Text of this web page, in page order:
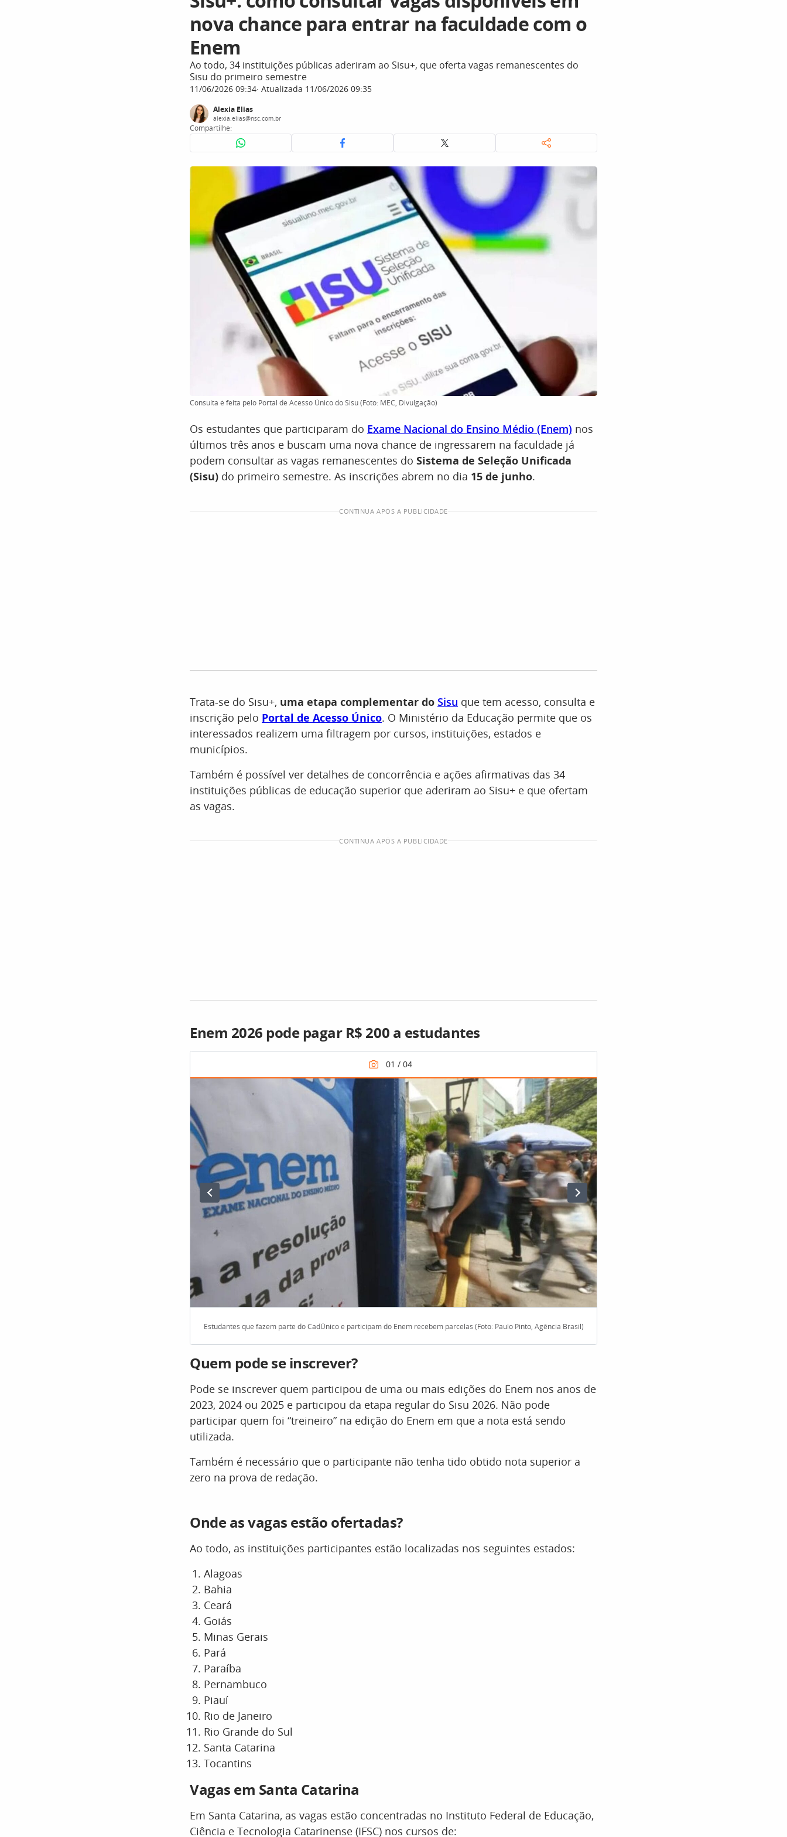
nova chance para entrar na faculdade com o
Enem
Ao todo, 34 instituições públicas aderiram ao Sisu+, que oferta vagas remanescentes do
Sisu do primeiro semestre
11/06/2026 09:34 Atualizada 11/06/2026 09:35
Alexia Elias
alexia.elias@nsc.com.br
Compartilhe:
Consulta é feita pelo Portal de Acesso Único do Sisu (Foto: MEC, Divulgação)
Os estudantes que participaram do Exame Nacional do Ensino Médio (Enem) nos
últimos três anos e buscam uma nova chance de ingressarem na faculdade já
podem consultar as vagas remanescentes do Sistema de Seleção Unificada
(Sisu) do primeiro semestre. As inscrições abrem no dia 15 de junho.
CONTINUA APÓS A PUBLICIDADE
Trata-se do Sisu+, uma etapa complementar do Sisu que tem acesso, consulta e
inscrição pelo Portal de Acesso Único. O Ministério da Educação permite que os
interessados realizem uma filtragem por cursos, instituições, estados e
municípios.
Também é possível ver detalhes de concorrência e ações afirmativas das 34
instituições públicas de educação superior que aderiram ao Sisu+ e que ofertam
as vagas.
CONTINUA APÓS A PUBLICIDADE
Enem 2026 pode pagar R$ 200 a estudantes
Estudantes que fazem parte do CadÚnico e participam do Enem recebem parcelas (Foto: Paulo Pinto, Agência Brasil)
Quem pode se inscrever?
Pode se inscrever quem participou de uma ou mais edições do Enem nos anos de
2023, 2024 ou 2025 e participou da etapa regular do Sisu 2026. Não pode
participar quem foi “treineiro” na edição do Enem em que a nota está sendo
utilizada.
Também é necessário que o participante não tenha tido obtido nota superior a
zero na prova de redação.
Onde as vagas estão ofertadas?
Ao todo, as instituições participantes estão localizadas nos seguintes estados:
Alagoas
Bahia
Ceará
Goiás
Minas Gerais
Pará
Paraíba
Pernambuco
Piauí
Rio de Janeiro
Rio Grande do Sul
Santa Catarina
Tocantins
Vagas em Santa Catarina
Em Santa Catarina, as vagas estão concentradas no Instituto Federal de Educação,
Ciência e Tecnologia Catarinense (IFSC) nos cursos de: